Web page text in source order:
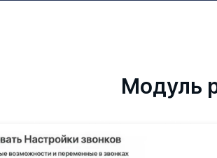
Модуль